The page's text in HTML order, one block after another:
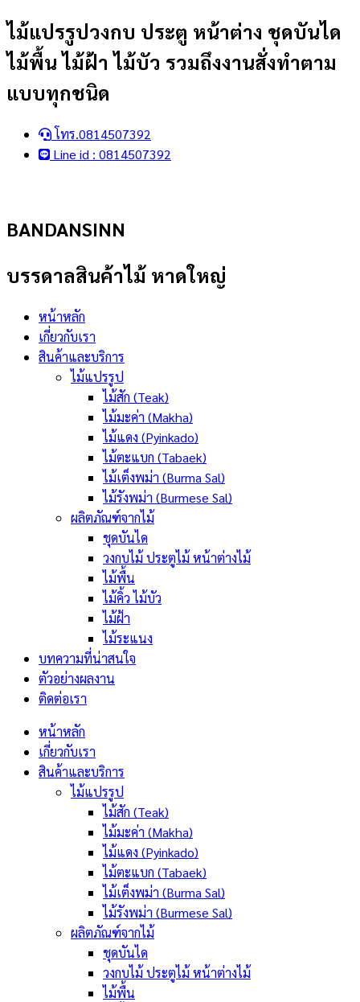
Skip
content
ไม้แปรรูปวงกบ ประตู หน้าต่าง ชุดบันได
ไม้พื้น ไม้ฝ้า ไม้บัว รวมถึงงานสั่งทำตาม
แบบทุกชนิด
โทร.0814507392
Line id : 0814507392
BANDANSINN
บรรดาลสินค้าไม้ หาดใหญ่
หน้าหลัก
เกี่ยวกับเรา
สินค้าและบริการ
ไม้แปรรูป
ไม้สัก (Teak)
ไม้มะค่า (Makha)
ไม้แดง (Pyinkado)
ไม้ตะแบก (Tabaek)
ไม้เต็งพม่า (Burma Sal)
ไม้รังพม่า (Burmese Sal)
ผลิตภัณฑ์จากไม้
ชุดบันได
วงกบไม้ ประตูไม้ หน้าต่างไม้
ไม้พื้น
ไม้คิ้ว ไม้บัว
ไม้ฝ้า
ไม้ระแนง
บทความที่น่าสนใจ
ตัวอย่างผลงาน
ติดต่อเรา
หน้าหลัก
เกี่ยวกับเรา
สินค้าและบริการ
ไม้แปรรูป
ไม้สัก (Teak)
ไม้มะค่า (Makha)
ไม้แดง (Pyinkado)
ไม้ตะแบก (Tabaek)
ไม้เต็งพม่า (Burma Sal)
ไม้รังพม่า (Burmese Sal)
ผลิตภัณฑ์จากไม้
ชุดบันได
วงกบไม้ ประตูไม้ หน้าต่างไม้
ไม้พื้น